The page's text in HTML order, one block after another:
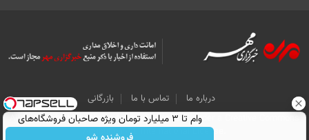
درباره ما تماس با ما
بازرگانی
All Content by Mehr News Agency is licensed under a Creative Commons
Attribution 4.0 International License.
وام تا ۳ میلیارد تومان ویژه صاحبان فروشگاه‌های
آنلاین و حضوری